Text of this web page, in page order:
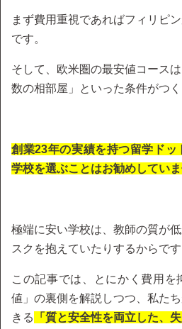
まず費用重視であればフィリピ
です。
そして、欧米圏の最安値コース
数の相部屋」といった条件がつ
創業23年の実績を持つ留学ドッ
学校を選ぶことはお勧めしていま
極端に安い学校は、教師の質が
スクを抱えていたりするからです
この記事では、とにかく費用を
値」の裏側を解説しつつ、私た
きる
「質と安全性を両立した、